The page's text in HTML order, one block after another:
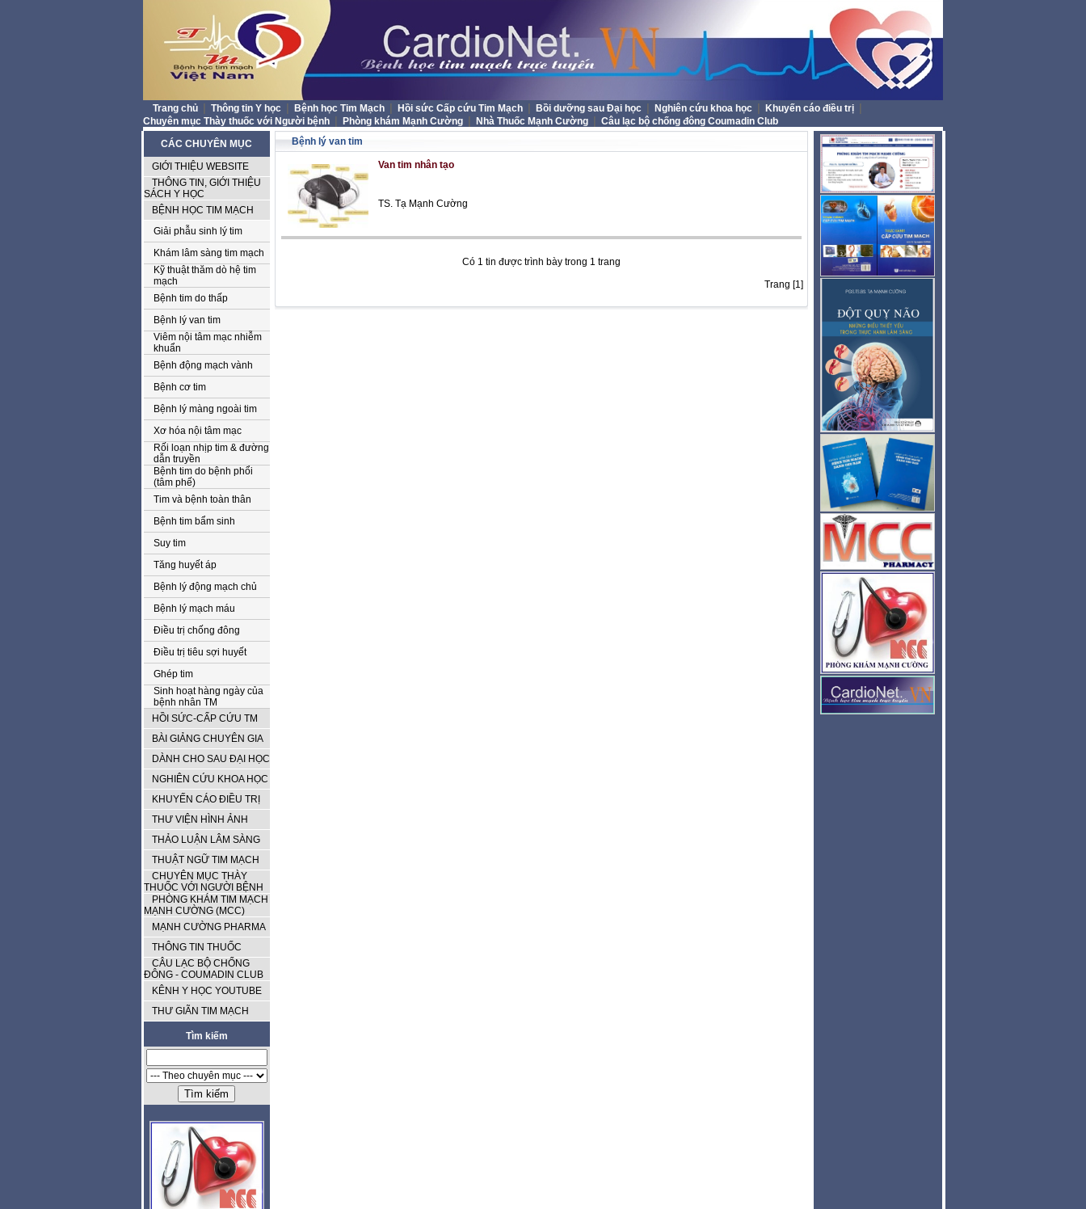
Trang chủ Thông tin Y học Bệnh học Tim Mạch Hồi sức Cấp cứu Tim Mạch Bồi dưỡng sau Đại học Nghiên cứu khoa học Khuyến cáo điều trị
Chuyên mục Thày thuốc với Người bệnh Phòng khám Mạnh Cường Nhà Thuốc Mạnh Cường
Câu lạc bộ chống đông Coumadin Club
CÁC CHUYÊN MỤC
GIỚI THIỆU WEBSITE
THÔNG TIN, GIỚI THIỆU
SÁCH Y HỌC
BỆNH HỌC TIM MẠCH
Giải phẫu sinh lý tim
Khám lâm sàng tim mạch
Kỹ thuật thăm dò hệ tim
mạch
Bệnh tim do thấp
Bệnh lý van tim
Viêm nội tâm mạc nhiễm
khuẩn
Bệnh động mạch vành
Bệnh cơ tim
Bệnh lý màng ngoài tim
Xơ hóa nội tâm mạc
Rối loạn nhịp tim & đường
dẫn truyền
Bệnh tim do bệnh phổi
(tâm phế)
Tim và bệnh toàn thân
Bệnh tim bẩm sinh
Suy tim
Tăng huyết áp
Bệnh lý động mạch chủ
Bệnh lý mạch máu
Điều trị chống đông
Điều trị tiêu sợi huyết
Ghép tim
Sinh hoạt hàng ngày của
bệnh nhân TM
HỒI SỨC-CẤP CỨU TM
BÀI GIẢNG CHUYÊN GIA
DÀNH CHO SAU ĐẠI HỌC
NGHIÊN CỨU KHOA HỌC
KHUYẾN CÁO ĐIỀU TRỊ
THƯ VIỆN HÌNH ẢNH
THẢO LUẬN LÂM SÀNG
THUẬT NGỮ TIM MẠCH
CHUYÊN MỤC THÀY
THUỐC VỚI NGƯỜI BỆNH
PHÒNG KHÁM TIM MẠCH
MẠNH CƯỜNG (MCC)
MẠNH CƯỜNG PHARMA
THÔNG TIN THUỐC
CÂU LẠC BỘ CHỐNG
ĐÔNG - COUMADIN CLUB
KÊNH Y HỌC YOUTUBE
THƯ GIÃN TIM MẠCH
Tìm kiếm
Bệnh lý van tim
Van tim nhân tạo
TS. Tạ Mạnh Cường
Có 1 tin được trình bày trong 1 trang
Trang [1]